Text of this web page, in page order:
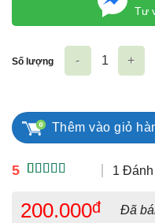
Tư
5
đánh giá
1 Đánh
200.000đ Đã
Số lượng
Thêm vào giỏ